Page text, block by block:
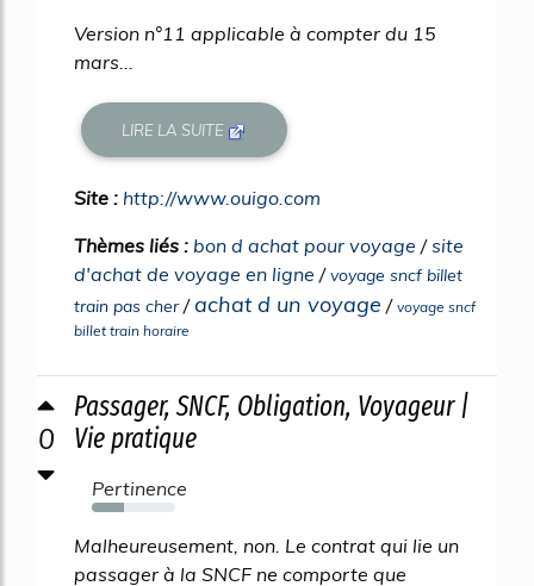
Version n°11 applicable à compter du 15
mars...
LIRE LA SUITE
Site : http://www.ouigo.com
Thèmes liés : bon d achat pour voyage /site
d'achat de voyage en ligne /voyage sncf billet
train pas cher/achat d un voyage / voyage sncf
billet train horaire
0
Passager, SNCF, Obligation, Voyageur |
Vie pratique
Pertinence
38%
Malheureusement, non. Le contrat qui lie un
passager à la SNCF ne comporte que